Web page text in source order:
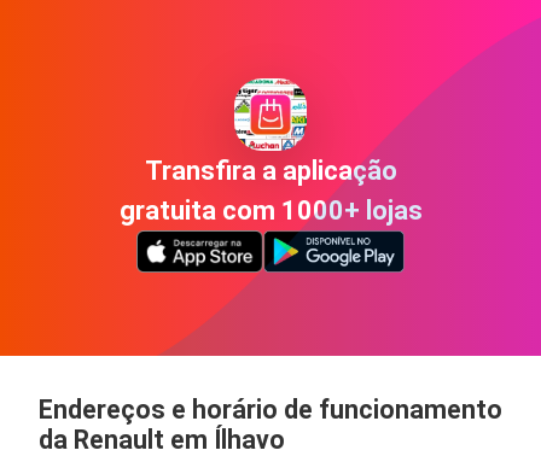
Transfira a aplicação
gratuita com 1000+ lojas
Endereços e horário de funcionamento
da Renault em Ílhavo